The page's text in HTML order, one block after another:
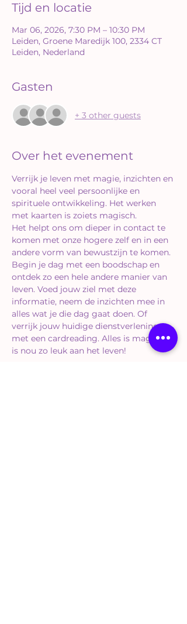
Tijd en locatie
Mar 06, 2026, 7:30 PM – 10:30 PM
Leiden, Groene Maredijk 100, 2334 CT
Leiden, Nederland
Gasten
+ 3 other guests
Over het evenement
Verrijk je leven met magie, inzichten en
vooral heel veel persoonlijke en
spirituele ontwikkeling. Het werken
met kaarten is zoiets magisch.
Het helpt ons om dieper in contact te
komen met onze hogere zelf en in een
andere vorm van bewustzijn te komen.
Begin je dag met een boodschap en
ontdek zo een hele andere manier van
leven. Voed jouw ziel met deze
informatie, neem de inzichten mee in
alles wat je die dag gaat doen. Of
verrijk jouw huidige dienstverlening
met een cardreading. Alles is mag. Dat
is nou zo leuk aan het leven!